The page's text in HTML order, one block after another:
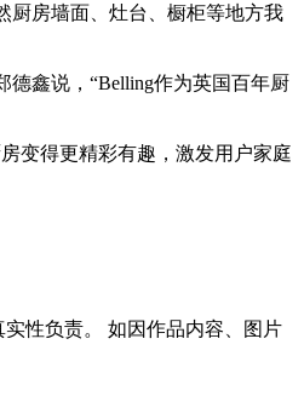
厨房墙面、灶台、橱柜等地方我
鑫说，“Belling作为英国百年厨
变得更精彩有趣，激发用户家庭
性负责。 如因作品内容、图片